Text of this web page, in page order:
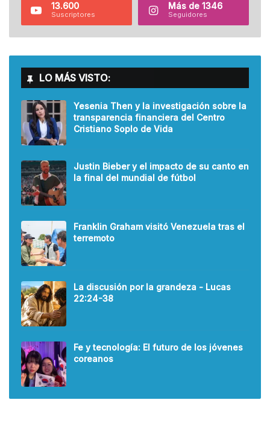
13.600
Suscriptores
Más de 1346
Seguidores
LO MÁS VISTO:
Yesenia Then y la investigación sobre la
transparencia financiera del Centro
Cristiano Soplo de Vida
Justin Bieber y el impacto de su canto en
la final del mundial de fútbol
Franklin Graham visitó Venezuela tras el
terremoto
La discusión por la grandeza - Lucas
22:24-38
Fe y tecnología: El futuro de los jóvenes
coreanos